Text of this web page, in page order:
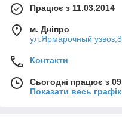
Працює з 11.03.2014
м. Дніпро
ул.Ярмарочный
Контакти
Сьогодні працює з
Показати весь